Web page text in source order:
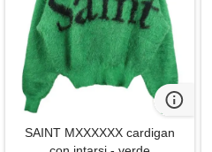
SAINT MXXXXXX cardigan